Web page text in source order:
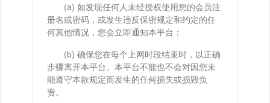
(a) 如发现任何人未经授权使用您的会员注
册名或密码，或发生违反保密规定和约定的任
何其他情况，您会立即通知本平台；
(b) 确保您在每个上网时段结束时，以正确
步骤离开本平台。本平台不能也不会对因您未
能遵守本款规定而发生的任何损失或损毁负
责。